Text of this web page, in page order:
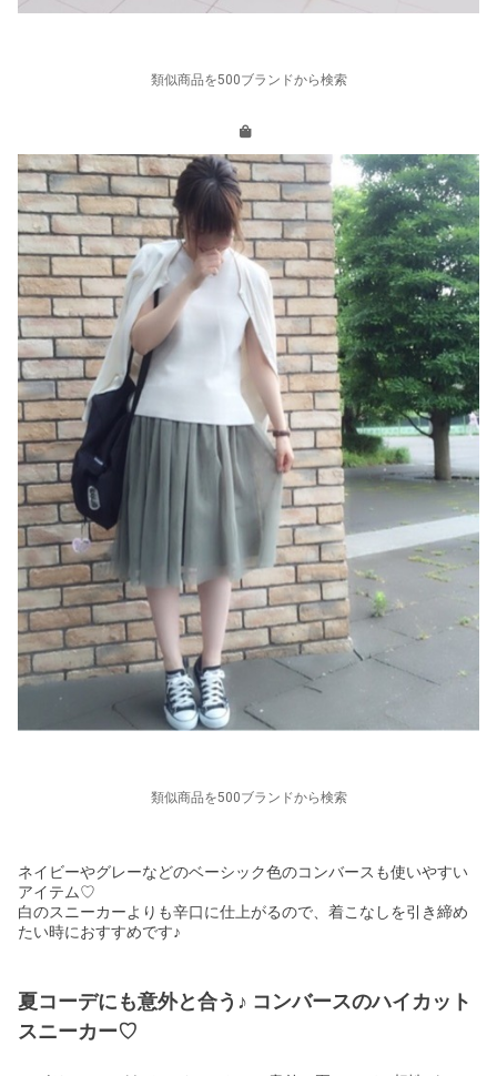
類似商品を500ブランドから検索
類似商品を500ブランドから検索
ネイビーやグレーなどのベーシック色のコンバースも使いやすい
アイテム♡
白のスニーカーよりも辛口に仕上がるので、着こなしを引き締め
たい時におすすめです♪
夏コーデにも意外と合う♪ コンバースのハイカット
スニーカー♡